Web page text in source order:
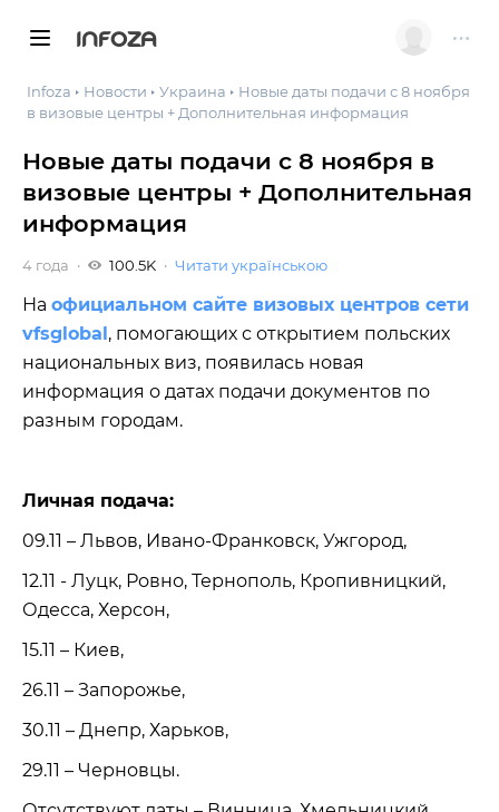
INFOZA
Infoza Новости Украина
Новые даты подачи с 8 ноября
в визовые центры + Дополнительная информация
Новые даты подачи с 8 ноября в
визовые центры + Дополнительная
информация
4 года 100.5K Читати українською
На официальном сайте визовых центров сети
vfsglobal, помогающих с открытием польских
национальных виз, появилась новая
информация о датах подачи документов по
разным городам.
Личная подача:
09.11 – Львов, Ивано-Франковск, Ужгород,
12.11 - Луцк, Ровно, Тернополь, Кропивницкий,
Одесса, Херсон,
15.11 – Киев,
26.11 – Запорожье,
30.11 – Днепр, Харьков,
29.11 – Черновцы.